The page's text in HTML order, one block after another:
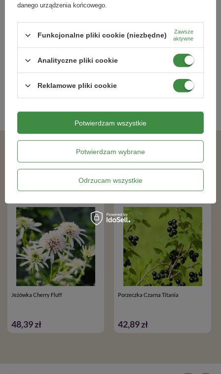
Tawuła Japońska Albiflora (Spiraea
36,29 zł
Pigwowiec Japoński
38,49 zł
Kategorie powiązane
Sadzonki roślin kwitnących,
Jeżówka Cherry Fluff
48,39 zł
Porzeczka Czarna Titania
42,89 zł
danego urządzenia końcowego.
Funkcjonalne pliki cookie (niezbędne)
Zawsze
aktywne
Analityczne pliki cookie
Reklamowe pliki cookie
Potwierdzam wybrane
Odrzucam wszystkie
Potwierdzam wszystkie